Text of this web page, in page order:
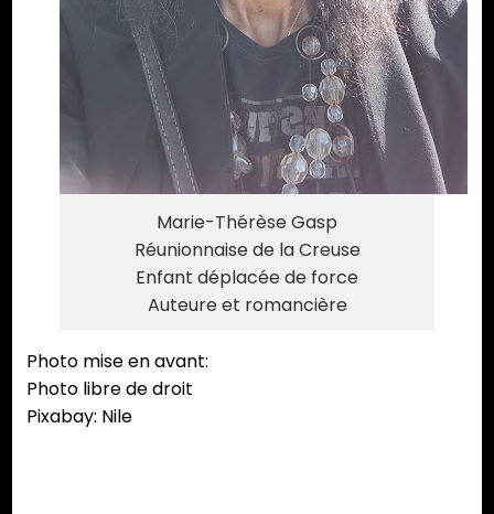
Marie-Thérèse Gasp
Réunionnaise de la Creuse
Enfant déplacée de force
Auteure et romancière
Photo mise en avant:
Photo libre de droit
Pixabay: Nile